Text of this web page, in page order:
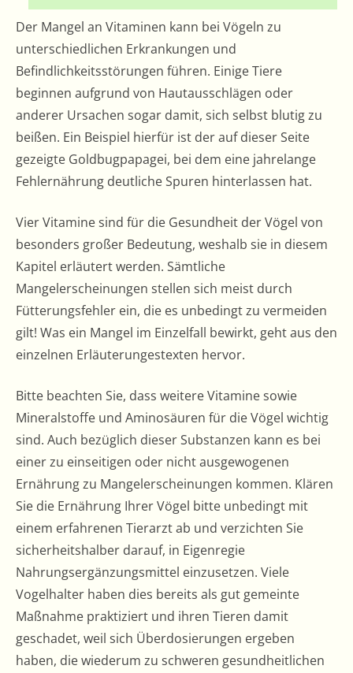
Der Mangel an Vitaminen kann bei Vögeln zu
unterschiedlichen Erkrankungen und
Befindlichkeitsstörungen führen. Einige Tiere
beginnen aufgrund von Hautausschlägen oder
anderer Ursachen sogar damit, sich selbst blutig zu
beißen. Ein Beispiel hierfür ist der auf dieser Seite
gezeigte Goldbugpapagei, bei dem eine jahrelange
Fehlernährung deutliche Spuren hinterlassen hat.
Vier Vitamine sind für die Gesundheit der Vögel von
besonders großer Bedeutung, weshalb sie in diesem
Kapitel erläutert werden. Sämtliche
Mangelerscheinungen stellen sich meist durch
Fütterungsfehler ein, die es unbedingt zu vermeiden
gilt! Was ein Mangel im Einzelfall bewirkt, geht aus den
einzelnen Erläuterungestexten hervor.
Bitte beachten Sie, dass weitere Vitamine sowie
Mineralstoffe und Aminosäuren für die Vögel wichtig
sind. Auch bezüglich dieser Substanzen kann es bei
einer zu einseitigen oder nicht ausgewogenen
Ernährung zu Mangelerscheinungen kommen. Klären
Sie die Ernährung Ihrer Vögel bitte unbedingt mit
einem erfahrenen Tierarzt ab und verzichten Sie
sicherheitshalber darauf, in Eigenregie
Nahrungsergänzungsmittel einzusetzen. Viele
Vogelhalter haben dies bereits als gut gemeinte
Maßnahme praktiziert und ihren Tieren damit
geschadet, weil sich Überdosierungen ergeben
haben, die wiederum zu schweren gesundheitlichen